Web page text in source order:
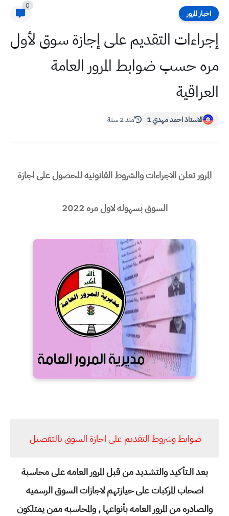
اخبار المرور
0
إجراءات التقديم على إجازة سوق لأول
مره حسب ضوابط المرور العامة
العراقية
الاستاذ احمد مهدي 1 منذ 2 سنة
المرور تعلن الاجراءات والشروط القانونيه للحصول على اجازة
السوق بسهوله لاول مره 2022
ضوابط وشروط التقديم على اجازة السوق بالتفصيل
بعد الـتأكيد والتشديد من قبل المرور العامه على محاسبة
اصحاب المركبات على حيازتهم لاجازات السوق الرسميه
والصادره من المرور العامه بأنواعها , والمحاسبه ممن يمتلكون